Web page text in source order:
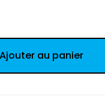
Ajouter au panier